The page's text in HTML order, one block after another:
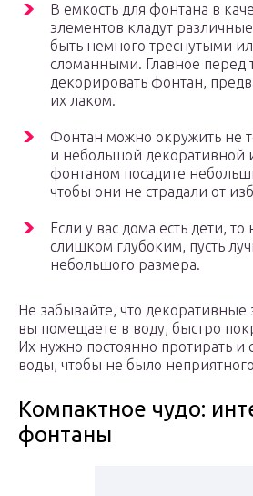
В емкость для фонтана в
элементов кладут
быть немного треснутыми
сломанными. Главное перед
декорировать фонтан,
их лаком.
Фонтан можно окружить не
и небольшой декоративной
фонтаном посадите
чтобы они не страдали от
Если у вас дома есть дети,
слишком глубоким, пусть
небольшого размера.
Не забывайте, что
вы помещаете в воду, быстро
Их нужно постоянно протирать и
воды, чтобы не было
Компактное чудо:
фонтаны